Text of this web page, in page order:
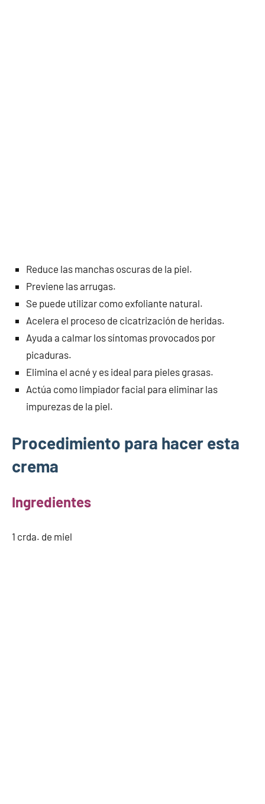
Reduce las manchas oscuras de la piel.
Previene las arrugas.
Se puede utilizar como exfoliante natural.
Acelera el proceso de cicatrización de heridas.
Ayuda a calmar los síntomas provocados por
picaduras.
Elimina el acné y es ideal para pieles grasas.
Actúa como limpiador facial para eliminar las
impurezas de la piel.
Procedimiento para hacer esta
crema
Ingredientes
1 crda. de miel